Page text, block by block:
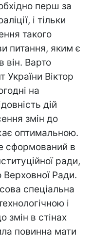
перш за
і тільки
такого
питання, яким є
він. Варто
України Віктор
на
дій
змін до
оптимальною.
сформований в
ради,
Ради.
спеціальна
і
змін в стінах
повинна мати